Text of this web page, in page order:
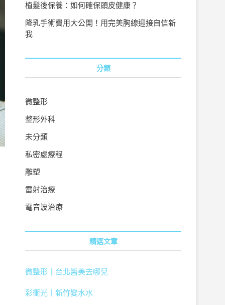
植髮後保養：如何確保頭皮健康？
隆乳手術費用大公開！用完美胸線迎接自信新
我
分類
微整形
整形外科
未分類
私密處療程
雕塑
雷射治療
電音波治療
精選文章
微整形｜台北醫美去哪兒
彩衝光｜新竹變水水